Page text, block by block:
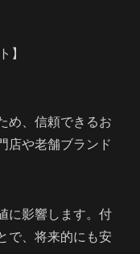
】
め、信頼できるお
店や老舗ブランド
に影響します。付
で、将来的にも安